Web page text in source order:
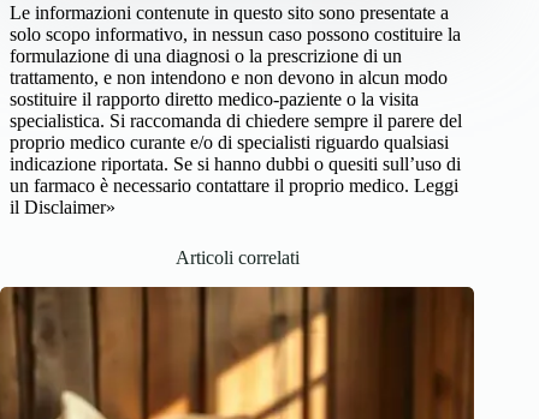
Le informazioni contenute in questo sito sono presentate a
solo scopo informativo, in nessun caso possono costituire la
formulazione di una diagnosi o la prescrizione di un
trattamento, e non intendono e non devono in alcun modo
sostituire il rapporto diretto medico-paziente o la visita
specialistica. Si raccomanda di chiedere sempre il parere del
proprio medico curante e/o di specialisti riguardo qualsiasi
indicazione riportata. Se si hanno dubbi o quesiti sull’uso di
un farmaco è necessario contattare il proprio medico. Leggi
il Disclaimer»
Articoli correlati